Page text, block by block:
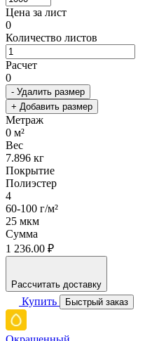
Цена за лист
0
Количество листов
Расчет
0
- Удалить размер
+ Добавить размер
Метраж
0 м²
Вес
7.896 кг
Покрытие
Полиэстер
4
60-100 г/м²
25 мкм
Сумма
1 236.00 ₽
Рассчитать доставку
Купить Быстрый заказ